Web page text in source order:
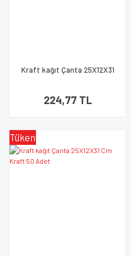
Kraft kağıt Çanta 25X12X31
224,77 TL
Tükendi